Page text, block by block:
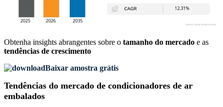
Obtenha insights abrangentes sobre o tamanho do mercado e as
tendências de crescimento
Baixar amostra grátis
Tendências do mercado de condicionadores de ar
embalados